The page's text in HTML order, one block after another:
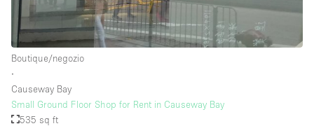
Piano/Accesso
Piano terra su corte
Piano terra su strada
Boutique/negozio
∙
Causeway Bay
Small Ground Floor Shop for Rent in Causeway Bay
535 sq ft